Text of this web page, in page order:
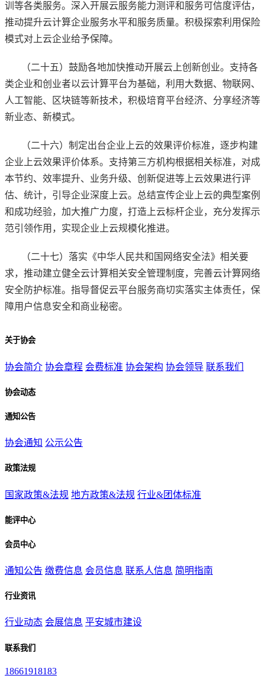
训等各类服务。深入开展云服务能力测评和服务可信度评估，
推动提升云计算企业服务水平和服务质量。积极探索利用保险
模式对上云企业给予保障。
（二十五）鼓励各地加快推动开展云上创新创业。支持各
类企业和创业者以云计算平台为基础，利用大数据、物联网、
人工智能、区块链等新技术，积极培育平台经济、分享经济等
新业态、新模式。
（二十六）制定出台企业上云的效果评价标准，逐步构建
企业上云效果评价体系。支持第三方机构根据相关标准，对成
本节约、效率提升、业务升级、创新促进等上云效果进行评
估、统计，引导企业深度上云。总结宣传企业上云的典型案例
和成功经验，加大推广力度，打造上云标杆企业，充分发挥示
范引领作用，实现企业上云规模化推进。
（二十七）落实《中华人民共和国网络安全法》相关要
求，推动建立健全云计算相关安全管理制度，完善云计算网络
安全防护标准。指导督促云平台服务商切实落实主体责任，保
障用户信息安全和商业秘密。
关于协会
协会简介 协会章程 会费标准 协会架构 协会领导 联系我们
协会动态
通知公告
协会通知 公示公告
政策法规
国家政策&法规 地方政策&法规 行业&团体标准
能评中心
会员中心
通知公告 缴费信息 会员信息 联系人信息 简明指南
行业资讯
行业动态 会展信息 平安城市建设
联系我们
18661918183